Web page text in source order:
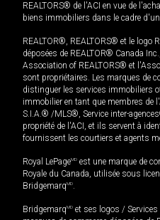
REALTORS® de l'ACI en vue de
biens immobiliers dans le cadre
REALTOR®, REALTORS® et le logo
déposées de REALTOR® Canada
Association of REALTORS® et
sont propriétaires. Les marques de
distinguer les services immobiliers
immobilier en tant que membres de
S.I.A.® /MLS®, Service inter-
propriété de l'ACI, et ils servent à
fournissent les courtiers et agents
Royal LePageMD est une marque de
Royale du Canada, utilisée sous
BridgemarqMD.
BridgemarqMD et ses logos /